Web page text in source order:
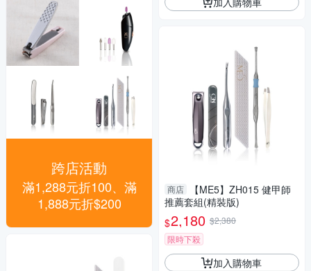
跨店活動
滿1,288元折100、滿
1,888元折$200
商店
【ME5】ZH015 健甲師
推薦套組(精裝版)
$2,180 $2,380
限時下殺
加入購物車